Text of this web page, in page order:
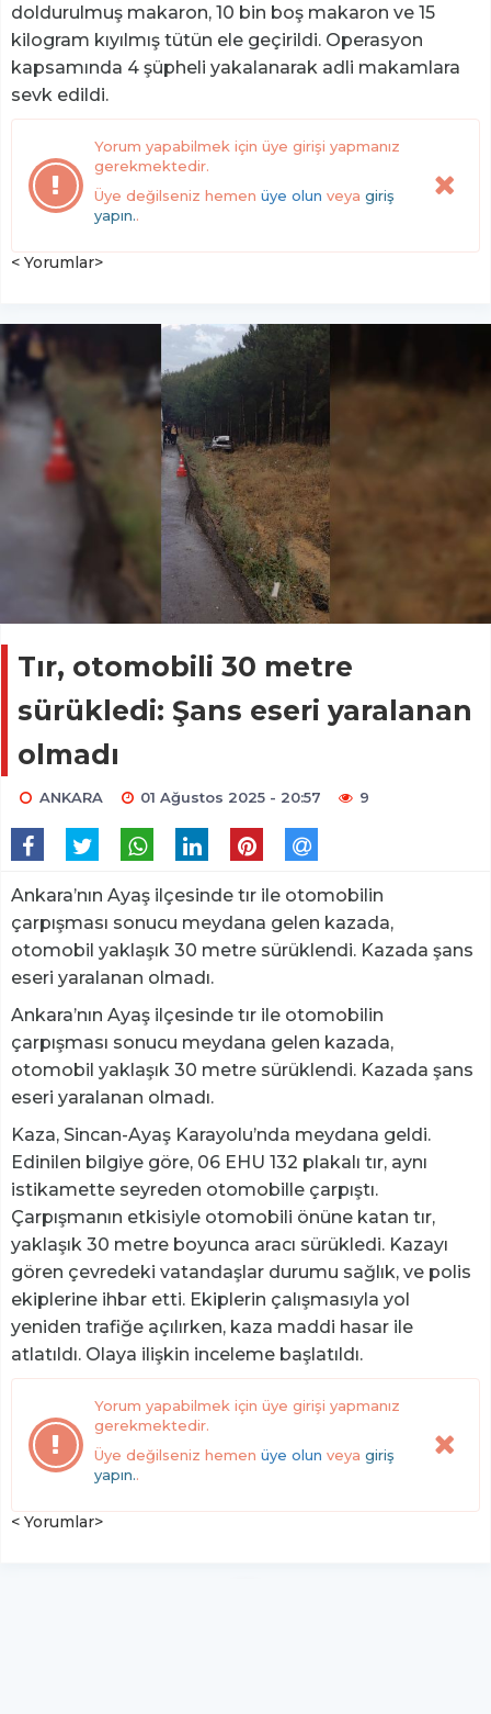
doldurulmuş makaron, 10 bin boş makaron ve 15
kilogram kıyılmış tütün ele geçirildi. Operasyon
kapsamında 4 şüpheli yakalanarak adli makamlara
sevk edildi.
Yorum yapabilmek için üye girişi yapmanız
gerekmektedir.
Üye değilseniz hemen üye olun veya giriş
yapın..
< Yorumlar>
Tır, otomobili 30 metre
sürükledi: Şans eseri yaralanan
olmadı
ANKARA 01 Ağustos 2025 - 20:57 9
Ankara’nın Ayaş ilçesinde tır ile otomobilin
çarpışması sonucu meydana gelen kazada,
otomobil yaklaşık 30 metre sürüklendi. Kazada şans
eseri yaralanan olmadı.
Ankara’nın Ayaş ilçesinde tır ile otomobilin
çarpışması sonucu meydana gelen kazada,
otomobil yaklaşık 30 metre sürüklendi. Kazada şans
eseri yaralanan olmadı.
Kaza, Sincan-Ayaş Karayolu’nda meydana geldi.
Edinilen bilgiye göre, 06 EHU 132 plakalı tır, aynı
istikamette seyreden otomobille çarpıştı.
Çarpışmanın etkisiyle otomobili önüne katan tır,
yaklaşık 30 metre boyunca aracı sürükledi. Kazayı
gören çevredeki vatandaşlar durumu sağlık, ve polis
ekiplerine ihbar etti. Ekiplerin çalışmasıyla yol
yeniden trafiğe açılırken, kaza maddi hasar ile
atlatıldı. Olaya ilişkin inceleme başlatıldı.
Yorum yapabilmek için üye girişi yapmanız
gerekmektedir.
Üye değilseniz hemen üye olun veya giriş
yapın..
< Yorumlar>